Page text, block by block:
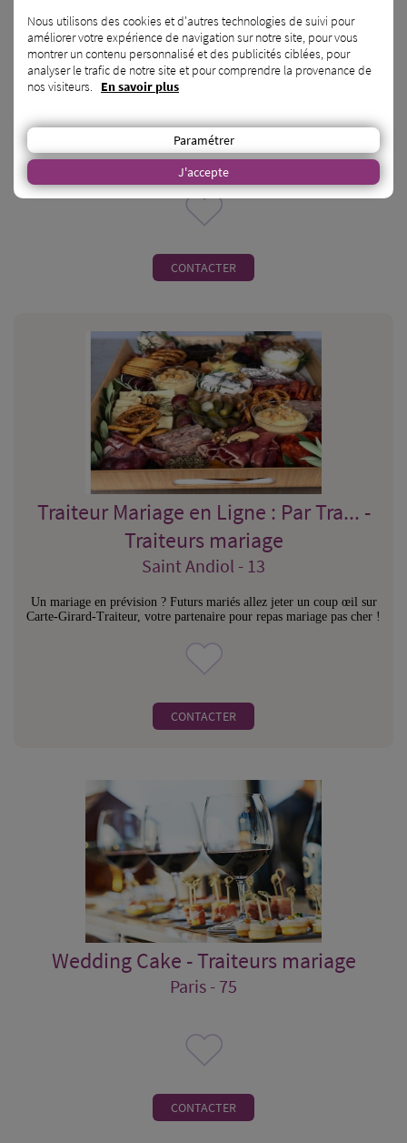
Traiteur Zéro Déchet - Traiteurs mariage
Nanterre - 92
Les Empotés, c’est un service traiteur engagé qui propose des
prestations gastronomiques zéro déchet.
CONTACTER
Traiteur Mariage en Ligne : Par Tra... -
Traiteurs mariage
Saint Andiol - 13
Un mariage en prévision ? Futurs mariés allez jeter un coup œil sur
Carte-Girard-Traiteur, votre partenaire pour repas mariage pas cher !
CONTACTER
Wedding Cake - Traiteurs mariage
Paris - 75
CONTACTER
Nous utilisons des cookies et d'autres technologies de suivi pour
améliorer votre expérience de navigation sur notre site, pour vous
montrer un contenu personnalisé et des publicités ciblées, pour
analyser le trafic de notre site et pour comprendre la provenance de
nos visiteurs. En savoir plus
Paramétrer
J'accepte